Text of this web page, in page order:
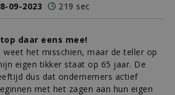
09-2023
219 sec
daar eens mee!
weet het misschien, maar de teller op
eigen tikker staat op 65 jaar. De
dus dat ondernemers actief
met het zagen aan hun eigen